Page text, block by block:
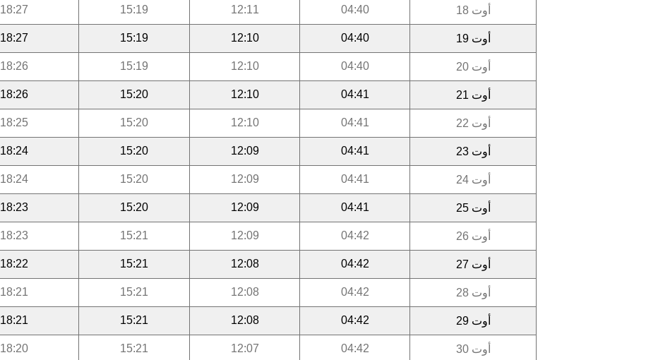
أوت 18 04:40
12:11
15:19
18:27
أوت 19 04:40
12:10
15:19
18:27
أوت 20 04:40
12:10
15:19
18:26
أوت 21 04:41
12:10
15:20
18:26
أوت 22 04:41
12:10
15:20
18:25
أوت 23 04:41
12:09
15:20
18:24
أوت 24 04:41
12:09
15:20
18:24
أوت 25 04:41
12:09
15:20
18:23
أوت 26 04:42
12:09
15:21
18:23
أوت 27 04:42
12:08
15:21
18:22
أوت 28 04:42
12:08
15:21
18:21
أوت 29 04:42
12:08
15:21
18:21
أوت 30 04:42
12:07
15:21
18:20